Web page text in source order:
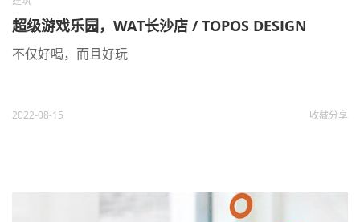
超级游戏乐园，WAT长沙店 / TOPOS DESIGN
不仅好喝，而且好玩
2022-08-15 收藏分享